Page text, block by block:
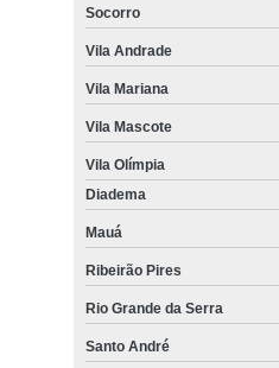
Socorro
Vila Andrade
Vila Mariana
Vila Mascote
Vila Olímpia
Diadema
Mauá
Ribeirão Pires
Rio Grande da Serra
Santo André